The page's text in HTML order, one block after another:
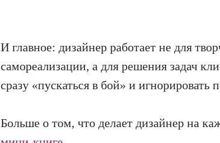
И главное: дизайнер работает не для
самореализации, а для решения задач
сразу «пускаться в бой» и игнорировать
Больше о том, что делает дизайнер на